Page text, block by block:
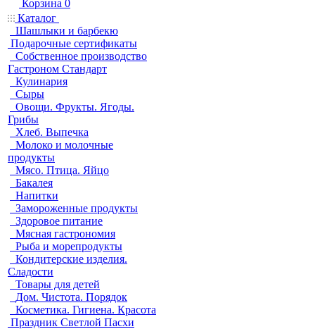
Корзина 0
Каталог
Шашлыки и барбекю
Подарочные сертификаты
Собственное производство
Гастроном Стандарт
Кулинария
Сыры
Овощи. Фрукты. Ягоды.
Грибы
Хлеб. Выпечка
Молоко и молочные
продукты
Мясо. Птица. Яйцо
Бакалея
Напитки
Замороженные продукты
Здоровое питание
Мясная гастрономия
Рыба и морепродукты
Кондитерские изделия.
Сладости
Товары для детей
Дом. Чистота. Порядок
Косметика. Гигиена. Красота
Праздник Светлой Пасхи